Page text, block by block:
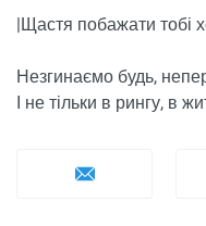
|Щастя побажати тобі
Незгинаємо будь,
І не тільки в рингу, в